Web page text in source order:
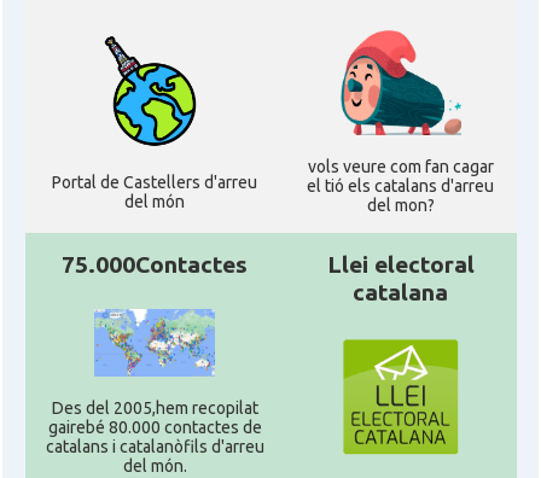
Portal de Castellers d'arreu
del món
vols veure com fan cagar
el tió els catalans d'arreu
del mon?
75.000Contactes
Des del 2005,hem recopilat
gairebé 80.000 contactes de
catalans i catalanòfils d'arreu
del món.
Llei electoral
catalana